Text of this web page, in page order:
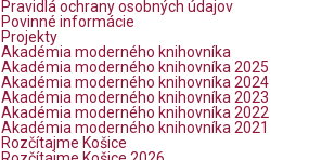
Pravidlá ochrany osobných údajov
Povinné informácie
Projekty
Akadémia moderného knihovníka
Akadémia moderného knihovníka 2025
Akadémia moderného knihovníka 2024
Akadémia moderného knihovníka 2023
Akadémia moderného knihovníka 2022
Akadémia moderného knihovníka 2021
Rozčítajme Košice